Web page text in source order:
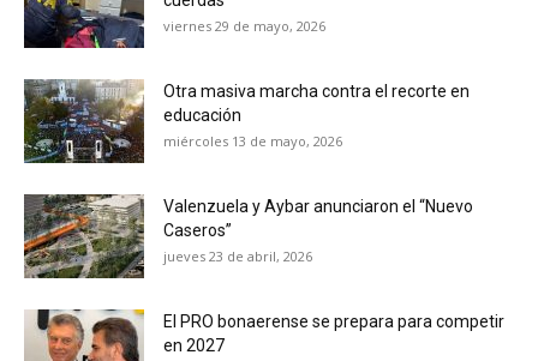
viernes 29 de mayo, 2026
Otra masiva marcha contra el recorte en
educación
miércoles 13 de mayo, 2026
Valenzuela y Aybar anunciaron el “Nuevo
Caseros”
jueves 23 de abril, 2026
El PRO bonaerense se prepara para competir
en 2027